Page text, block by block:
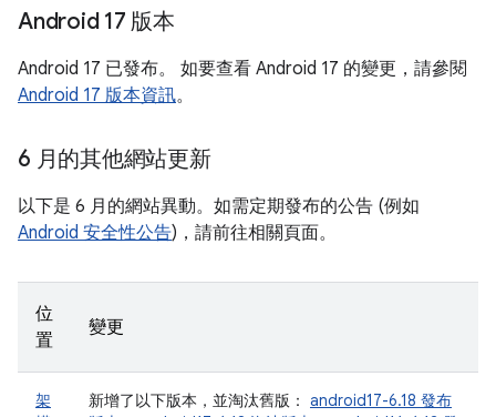
Android 17 版本
Android 17 已發布。 如要查看 Android 17 的變更，請參閱
Android 17 版本資訊。
6 月的其他網站更新
以下是 6 月的網站異動。如需定期發布的公告 (例如
Android 安全性公告)，請前往相關頁面。
位
置
變更
架
新增了以下版本，並淘汰舊版： android17-6.18 發布